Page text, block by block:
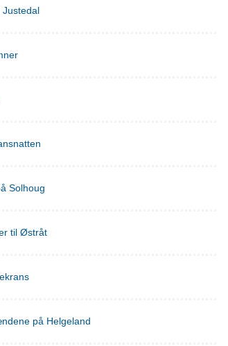
Justedal
Solhoug
til Østråt
på Helgeland